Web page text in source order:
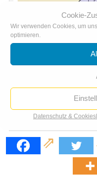
Cookie-
Wir verwenden Cookies, um
optimieren.
Datenschutz & Cookies
Partei-